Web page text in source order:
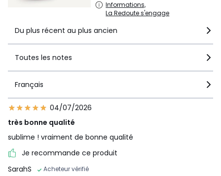
Informations,
La Redoute s'engage
Du plus récent au plus ancien
Toutes les notes
Français
04/07/2026
très bonne qualité
sublime ! vraiment de bonne qualité
Je recommande ce produit
SarahS
Acheteur vérifié